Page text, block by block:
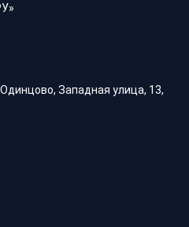
Западная улица, 13,